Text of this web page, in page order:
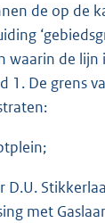
de op de
waarin de lijn
1. De grens
D.U.
met